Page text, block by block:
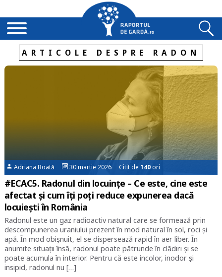
ARTICOLE DESPRE RADON
Adriana Boată 30 martie 2026 Citit de140ori
#ECAC5. Radonul din locuințe – Ce este, cine este
afectat și cum îți poți reduce expunerea dacă
locuiești în România
Radonul este un gaz radioactiv natural care se formează prin
descompunerea uraniului prezent în mod natural în sol, roci și
apă. În mod obișnuit, el se dispersează rapid în aer liber. În
anumite situații însă, radonul poate pătrunde în clădiri și se
poate acumula în interior. Pentru că este incolor, inodor și
insipid, radonul nu […]